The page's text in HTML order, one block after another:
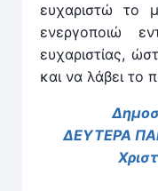
ευχαριστώ το
ενεργοποιώ
ευχαριστίας,
και να λάβει το
ΔΕΥΤΕΡΑ